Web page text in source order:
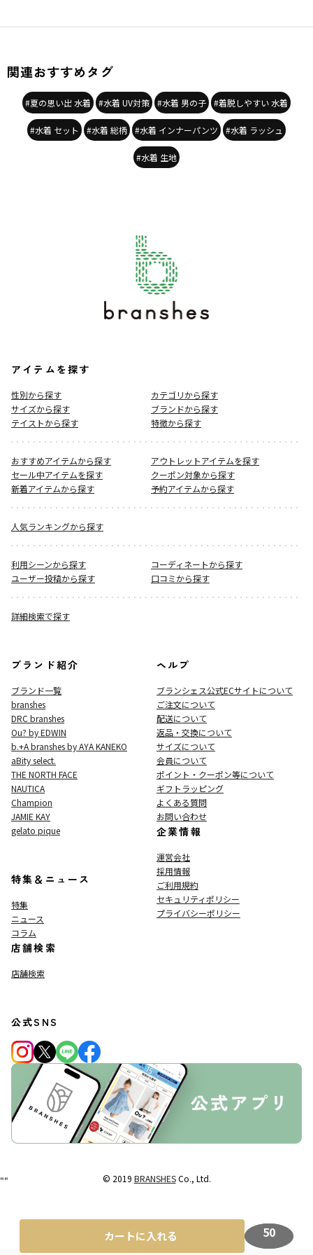
関連おすすめタグ
#夏の思い出 水着 #水着 UV対策 #水着 男の子 #着脱しやすい 水着
#水着 セット #水着 総柄 #水着 インナーパンツ #水着 ラッシュ
#水着 生地
カートに入れる 50
アイテムを探す
性別から探す
カテゴリから探す
サイズから探す
ブランドから探す
テイストから探す
特徴から探す
おすすめアイテムから探す
アウトレットアイテムを探す
セール中アイテムを探す
クーポン対象から探す
新着アイテムから探す
予約アイテムから探す
人気ランキングから探す
利用シーンから探す
コーディネートから探す
ユーザー投稿から探す
口コミから探す
詳細検索で探す
ブランド紹介
ブランド一覧
branshes
DRC branshes
Ou? by EDWIN
b.+A branshes by AYA KANEKO
aBity select.
THE NORTH FACE
NAUTICA
Champion
JAMIE KAY
gelato pique
特集＆ニュース
特集
ニュース
コラム
店舗検索
店舗検索
ヘルプ
ブランシェス公式ECサイトについて
ご注文について
配送について
返品・交換について
サイズについて
会員について
ポイント・クーポン等について
ギフトラッピング
よくある質問
お問い合わせ
企業情報
運営会社
採用情報
ご利用規約
セキュリティポリシー
プライバシーポリシー
公式SNS
© 2019 BRANSHESCo., Ltd.
""